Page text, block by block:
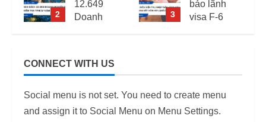
3
bảo lãnh
visa F-6
Quy định
từ 2026
4
visa Việt
Nam: Cập
CONNECT WITH US
Social menu is not set. You need to create menu
and assign it to Social Menu on Menu Settings.